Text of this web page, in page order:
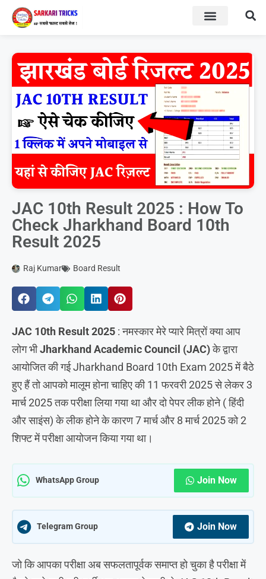
JAC 10th Result 2025 : How To
Check Jharkhand Board 10th
Result 2025
Raj Kumar Board Result
JAC 10th Result 2025 : नमस्कार मेरे प्यारे मित्रों क्या आप
लोग भीJharkhand Academic Council (JAC)के द्वारा
आयोजित की गई Jharkhand Board 10th Exam 2025 में बैठे
हुए हैं तो आपको मालूम होना चाहिए की 11 फरवरी 2025 से लेकर 3
मार्च 2025 तक परीक्षा लिया गया था और दो पेपर लीक होने ( हिंदी
और साइंस) के लीक होने के कारण 7 मार्च और 8 मार्च 2025 को 2
शिफ्ट में परीक्षा आयोजन किया गया था।
WhatsApp Group Join Now
Telegram Group Join Now
जो कि आपका परीक्षा अब सफलतापूर्वक समाप्त हो चुका है परीक्षा में